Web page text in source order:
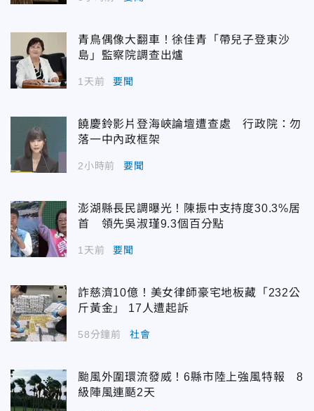
青鳥偶像大翻車！徐佳青「帶兒子登東沙
島」監察院調查出爐
1天前 要聞
饒慶鈴影片登海峽論壇遭查處 行政院：勿
落一中內政框架
2小時前 要聞
澎湖縣長民調曝光！陳振中支持度30.3%居
首 領先吳淑瑾9.3個百分點
1天前 要聞
詐慈濟10億！美女律師豪宅地板藏「232公
斤黃金」 17人遭起訴
58分鐘前 社會
颱風外圍環流發威！6縣市陸上強風特報 8
級陣風連颳2天